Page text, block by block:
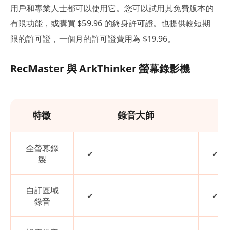
用戶和專業人士都可以使用它。您可以試用其免費版本的
有限功能，或購買 $59.96 的終身許可證。也提供較短期
限的許可證，一個月的許可證費用為 $19.96。
RecMaster 與 ArkThinker 螢幕錄影機
特徵 錄音大師
全螢幕錄
製
✔ ✔
自訂區域
錄音
✔ ✔